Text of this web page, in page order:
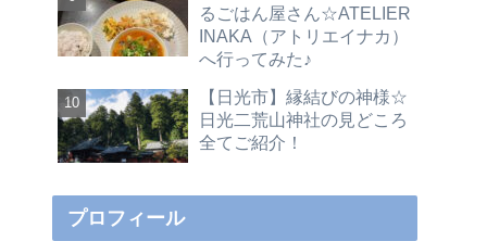
るごはん屋さん☆ATELIER
INAKA（アトリエイナカ）
へ行ってみた♪
【日光市】縁結びの神様☆
日光二荒山神社の見どころ
全てご紹介！
プロフィール